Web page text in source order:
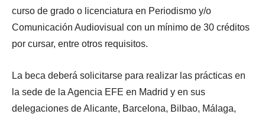
curso de grado o licenciatura en Periodismo y/o
Comunicación Audiovisual con un mínimo de 30 créditos
por cursar, entre otros requisitos.
La beca deberá solicitarse para realizar las prácticas en
la sede de la Agencia EFE en Madrid y en sus
delegaciones de Alicante, Barcelona, Bilbao, Málaga,